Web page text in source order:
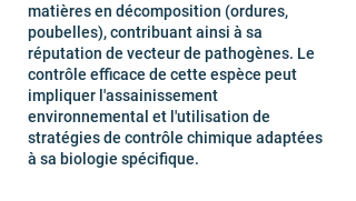
matières en décomposition (ordures,
poubelles), contribuant ainsi à sa
réputation de vecteur de pathogènes. Le
contrôle efficace de cette espèce peut
impliquer l'assainissement
environnemental et l'utilisation de
stratégies de contrôle chimique adaptées
à sa biologie spécifique.